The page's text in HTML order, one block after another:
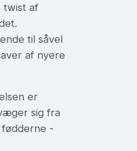
twist af
til såvel
af nyere
er
sig fra
-